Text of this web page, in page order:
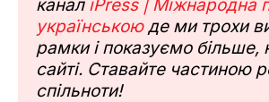
канал iPress | Міжнародна
українськоюде ми трохи
рамки і показуємо більше,
сайті. Ставайте частиною
спільноти!